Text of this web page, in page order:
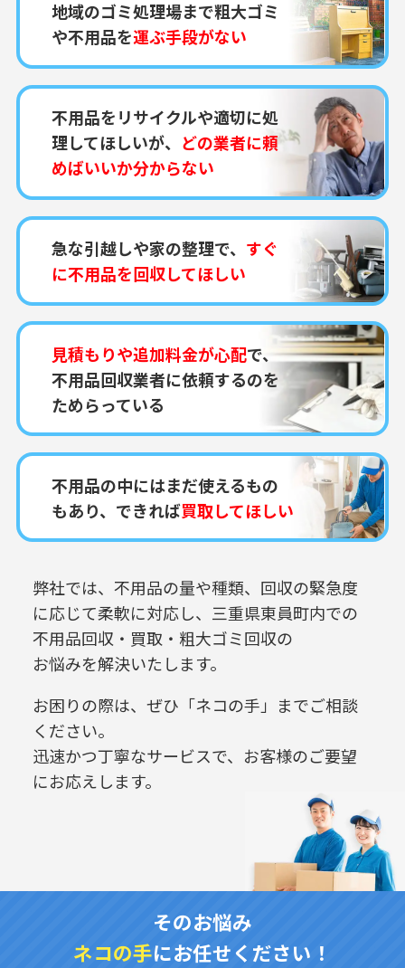
地域のゴミ処理場まで粗大ゴミ
や不用品を運ぶ手段がない
不用品をリサイクルや適切に処
理してほしいが、 どの業者に頼
めばいいか分からない
急な引越しや家の整理で、 すぐ
に不用品を回収してほしい
見積もりや追加料金が心配で、
不用品回収業者に依頼するのを
ためらっている
不用品の中にはまだ使えるもの
もあり、できれば買取してほしい
弊社では、不用品の量や種類、回収の緊急度
に応じて柔軟に対応し、 三重県東員町内での
不用品回収・買取・粗大ゴミ回収の
お悩みを解決いたします。
お困りの際は、ぜひ「ネコの手」までご相談
ください。
迅速かつ丁寧なサービスで、お客様のご要望
にお応えします。
そのお悩み
ネコの手にお任せください！